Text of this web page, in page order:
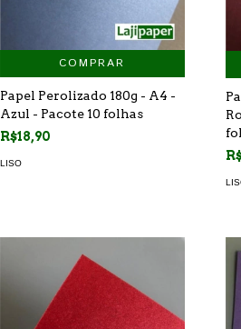
COMPRAR
Papel Perolizado 180g - A4 -
Azul - Pacote 10 folhas
R$18,90
LISO